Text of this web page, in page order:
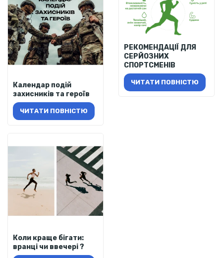
Календар подій
захисників та героїв
ЧИТАТИ ПОВНІСТЮ
РЕКОМЕНДАЦІЇ ДЛЯ
СЕРЙОЗНИХ
СПОРТСМЕНІВ
ЧИТАТИ ПОВНІСТЮ
Коли краще бігати:
вранці чи ввечері ?